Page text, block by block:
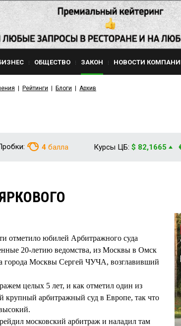
ОБЩЕСТВО ЗАКОН НОВОСТИ
Рейтинги Блоги Архив
4 балла Курсы ЦБ: $ 82,1665
отметило юбилей Арбитражного суда
20-летию ведомства, из Москвы в Омск
города Москвы Сергей ЧУЧА, возглавивший
целых 5 лет, и как отметил один из
крупный арбитражный суд в Европе, так что
московский арбитраж и наладил там